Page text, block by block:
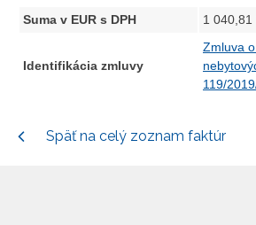
Suma v EUR s DPH
1 040,81
Identifikácia zmluvy
Zmluva
119/
Späť na celý zoznam faktúr